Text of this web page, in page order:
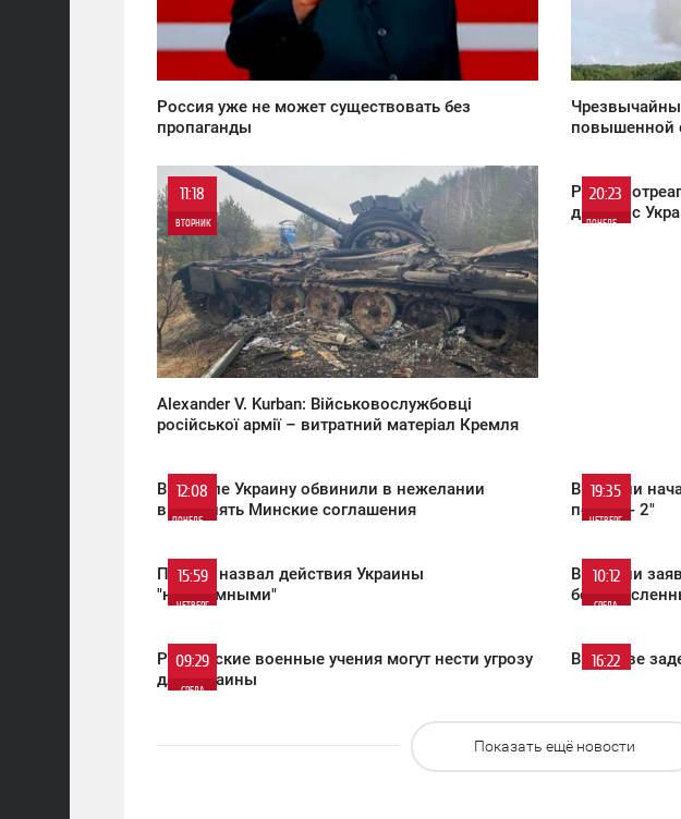
1 658
Россия уже не может существовать без
пропаганды
повышенной
11:18
ВТОРНИК
0
2 694
Alexander V. Kurban: Військовослужбовці
російської армії – витратний матеріал Кремля
20:23
ПОНЕДЕЛЬНИК
Россия
дружбе с
12:08
ПОНЕДЕЛЬНИК
В Кремле Украину обвинили в нежелании
выполнять Минские соглашения
19:35
ЧЕТВЕРГ
В России
потока - 2"
15:59
ЧЕТВЕРГ
Песков назвал действия Украины
"неразумными"
10:12
СРЕДА
В России
09:29
СРЕДА
Российские военные учения могут нести угрозу
для Украины
16:22
В Москве
Показать ещё новости